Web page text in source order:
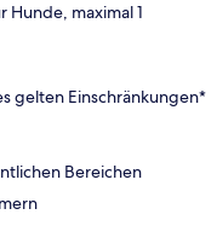
Hunde, maximal 1
gelten Einschränkungen*
Bereichen